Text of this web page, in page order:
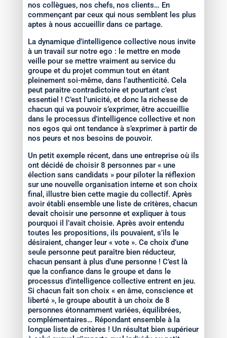
nos collègues, nos chefs, nos clients… En
commençant par ceux qui nous semblent les plus
aptes à nous accueillir dans ce partage.
La dynamique d’intelligence collective nous invite
à un travail sur notre ego : le mettre en mode
veille pour se mettre vraiment au service du
groupe et du projet commun tout en étant
pleinement soi-même, dans l’authenticité. Cela
peut paraitre contradictoire et pourtant c’est
essentiel ! C’est l’unicité, et donc la richesse de
chacun qui va pouvoir s’exprimer, être accueillie
dans le processus d’intelligence collective et non
nos egos qui ont tendance à s’exprimer à partir de
nos peurs et nos besoins de pouvoir.
Un petit exemple récent, dans une entreprise où ils
ont décidé de choisir 8 personnes par « une
élection sans candidats » pour piloter la réflexion
sur une nouvelle organisation interne et son choix
final, illustre bien cette magie du collectif. Après
avoir établi ensemble une liste de critères, chacun
devait choisir une personne et expliquer à tous
pourquoi il l’avait choisie. Après avoir entendu
toutes les propositions, ils pouvaient, s’ils le
désiraient, changer leur « vote ». Ce choix d’une
seule personne peut paraître bien réducteur,
chacun pensant à plus d’une personne ! C’est là
que la confiance dans le groupe et dans le
processus d’intelligence collective entrent en jeu.
Si chacun fait son choix « en âme, conscience et
liberté », le groupe aboutit à un choix de 8
personnes étonnamment variées, équilibrées,
complémentaires… Répondant ensemble à la
longue liste de critères ! Un résultat bien supérieur